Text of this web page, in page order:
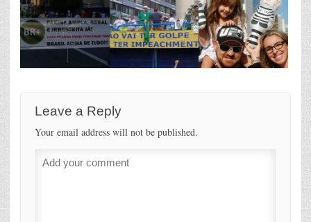
Leave a Reply
Your email address will not be published.